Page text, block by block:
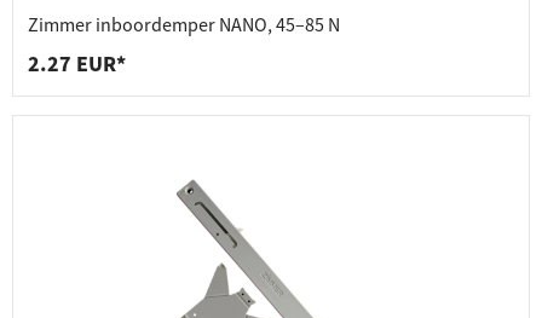
Zimmer inboordemper NANO, 45–85 N
2.27 EUR*